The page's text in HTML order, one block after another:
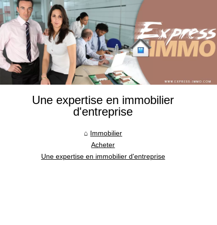
Une expertise en immobilier
d'entreprise
Immobilier
Acheter
Une expertise en immobilier d'entreprise